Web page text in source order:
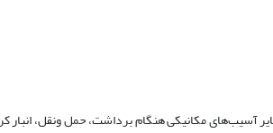
آسیب‌های مکانیکی هنگام برداشت، حمل ونقل،